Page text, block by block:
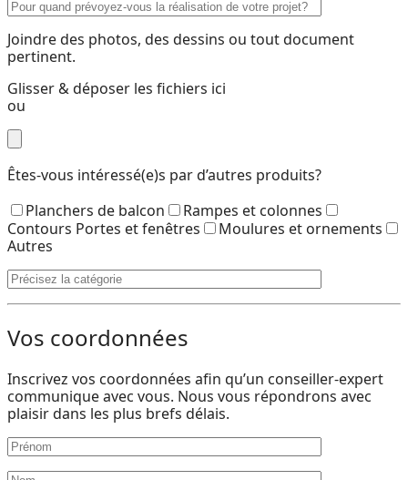
Joindre des photos, des dessins ou tout document
pertinent.
Glisser & déposer les fichiers ici
ou
Êtes-vous intéressé(e)s par d’autres produits?
Planchers de balcon
Rampes et colonnes
Contours Portes et fenêtres
Moulures et ornements
Autres
Vos coordonnées
Inscrivez vos coordonnées afin qu’un conseiller-expert
communique avec vous. Nous vous répondrons avec
plaisir dans les plus brefs délais.